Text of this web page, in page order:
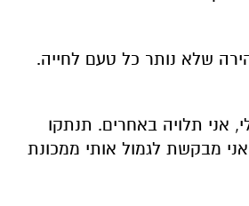
שלא נותר כל טעם לחייה.
אני תלויה באחרים. תנתקו
מבקשת לגמול אותי ממכונת